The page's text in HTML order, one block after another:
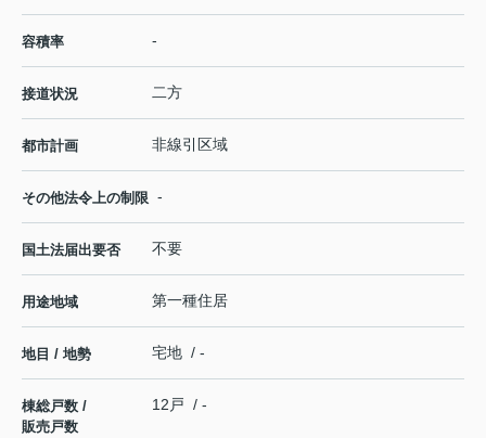
容積率 -
接道状況 二方
都市計画 非線引区域
その他法令上の制限 -
国土法届出要否 不要
用途地域 第一種住居
地目 / 地勢 宅地 / -
棟総戸数 /
販売戸数
12戸 / -